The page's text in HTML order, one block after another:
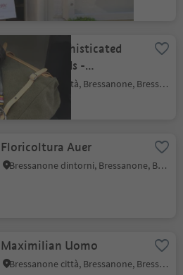
OEHLER Sophisticated
Fashion Minds -
Accessories
Bressanone città, Bressanone, Bressanone e dintorni
Floricoltura Auer
Bressanone dintorni, Bressanone, Bressanone e dintorni
Maximilian Uomo
Bressanone città, Bressanone, Bressanone e dintorni